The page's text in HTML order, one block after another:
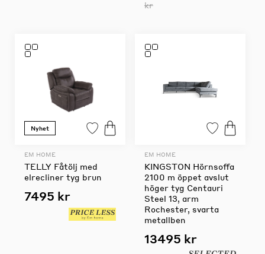
kr
Nyhet
EM HOME
TELLY Fåtölj med
elrecliner tyg brun
7495 kr
EM HOME
KINGSTON Hörnsoffa
2100 m öppet avslut
höger tyg Centauri
Steel 13, arm
Rochester, svarta
metallben
13495 kr